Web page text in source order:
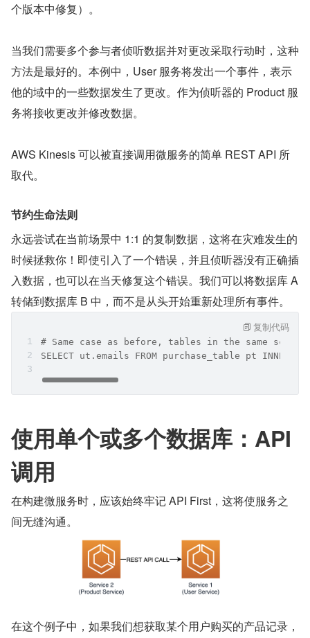
个版本中修复）。
当我们需要多个参与者侦听数据并对更改采取行动时，这种
方法是最好的。本例中，User 服务将发出一个事件，表示
他的域中的一些数据发生了更改。作为侦听器的 Product 服
务将接收更改并修改数据。
AWS Kinesis 可以被直接调用微服务的简单 REST API 所
取代。
节约生命法则
永远尝试在当前场景中 1:1 的复制数据，这将在灾难发生的
时候拯救你！即使引入了一个错误，并且侦听器没有正确插
入数据，也可以在当天修复这个错误。我们可以将数据库 A
转储到数据库 B 中，而不是从头开始重新处理所有事件。
# Same case as before, tables in the same
SELECT ut.emails FROM purchase_table pt
复制代码
使用单个或多个数据库：API
调用
在构建微服务时，应该始终牢记 API First，这将使服务之
间无缝沟通。
在这个例子中，如果我们想获取某个用户购买的产品记录，